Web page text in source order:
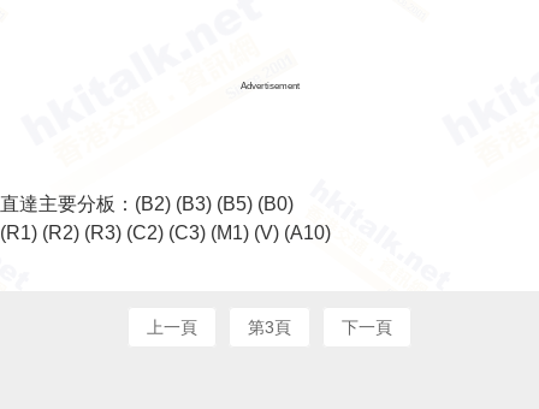
Advertisement
直達主要分板： (B2) (B3) (B5) (B0)
(R1) (R2) (R3) (C2) (C3) (M1) (V) (A10)
上一頁 第3頁 下一頁